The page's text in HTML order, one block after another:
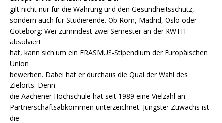
gilt nicht nur für die Währung und den Gesundheitsschutz,
sondern auch für Studierende. Ob Rom, Madrid, Oslo oder
Göteborg: Wer zumindest zwei Semester an der RWTH
absolviert
hat, kann sich um ein ERASMUS-Stipendium der Europäischen
Union
bewerben. Dabei hat er durchaus die Qual der Wahl des
Zielorts. Denn
die Aachener Hochschule hat seit 1989 eine Vielzahl an
Partnerschaftsabkommen unterzeichnet. Jüngster Zuwachs ist
die